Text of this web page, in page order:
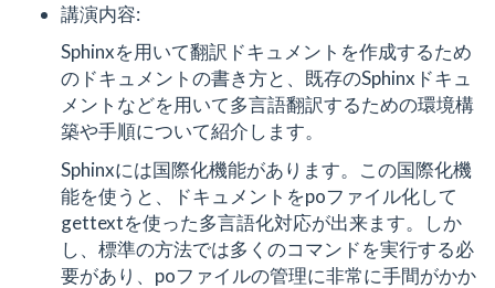
講演内容:
Sphinxを用いて翻訳ドキュメントを作成するため
のドキュメントの書き方と、既存のSphinxドキュ
メントなどを用いて多言語翻訳するための環境構
築や手順について紹介します。
Sphinxには国際化機能があります。この国際化機
能を使うと、ドキュメントをpoファイル化して
gettextを使った多言語化対応が出来ます。しか
し、標準の方法では多くのコマンドを実行する必
要があり、poファイルの管理に非常に手間がかか